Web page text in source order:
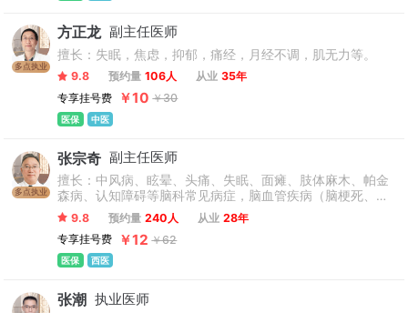
多点执业
方正龙 副主任医师
擅长：失眠，焦虑，抑郁，痛经，月经不调，肌无力等。
9.8 预约量 106人 从业 35年
专享挂号费
￥10 ￥30
医保 中医
多点执业
张宗奇 副主任医师
擅长：中风病、眩晕、头痛、失眠、面瘫、肢体麻木、帕金
森病、认知障碍等脑科常见病症，脑血管疾病（脑梗死、脑
出血）及其高危因素的筛查与干预；慢性胃病，女性更年期
综合症、习惯性便秘以及各种虚证的中药调理。
9.8 预约量 240人 从业 28年
专享挂号费
￥12 ￥62
医保 西医
张潮 执业医师